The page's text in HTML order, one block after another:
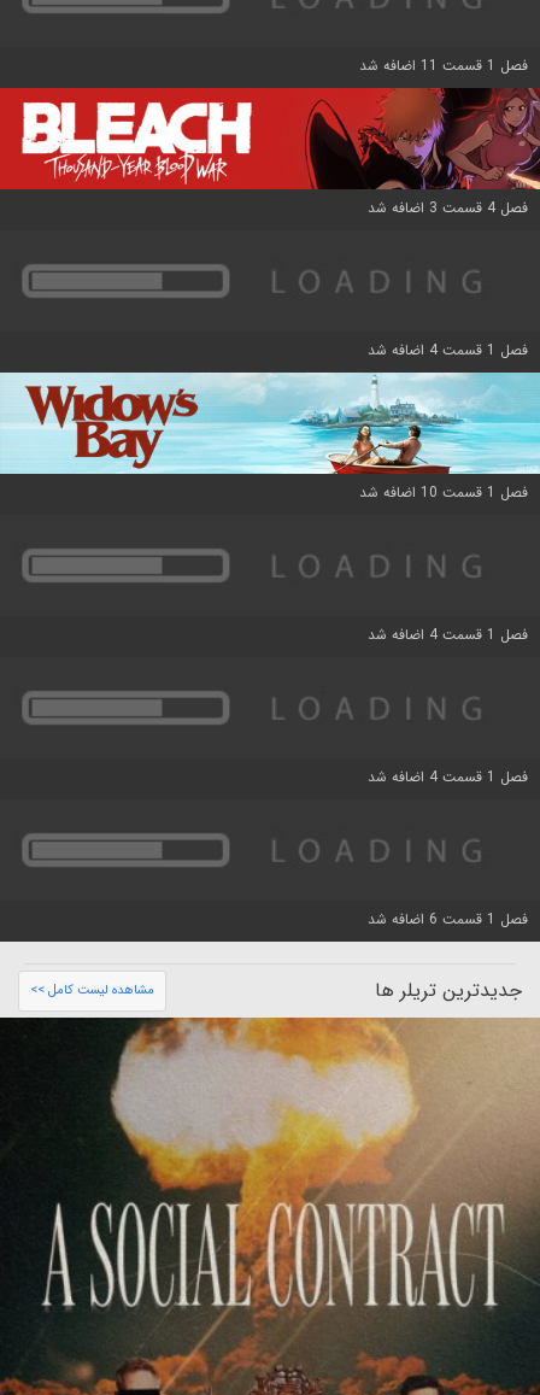
فصل 1 قسمت 11 اضافه شد
فصل 4 قسمت 3 اضافه شد
فصل 1 قسمت 4 اضافه شد
فصل 1 قسمت 10 اضافه شد
فصل 1 قسمت 4 اضافه شد
فصل 1 قسمت 4 اضافه شد
فصل 1 قسمت 6 اضافه شد
جدیدترین تریلر ها مشاهده لیست کامل >>